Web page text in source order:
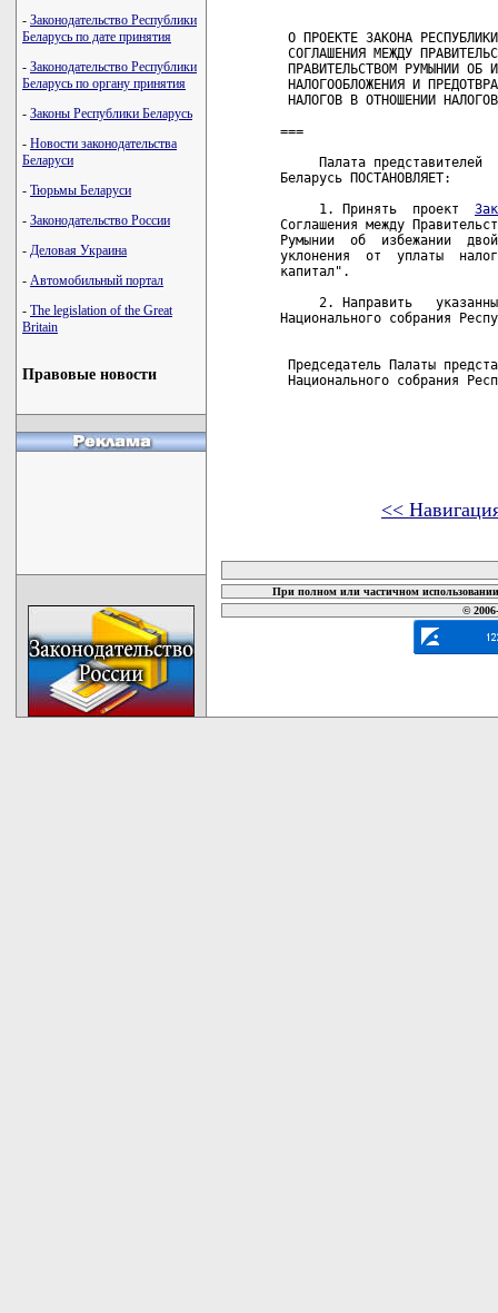
- Законодательство Республики
Беларусь по дате принятия
- Законодательство Республики
Беларусь по органу принятия
- Законы Республики Беларусь
- Новости законодательства
Беларуси
- Тюрьмы Беларуси
- Законодательство России
- Деловая Украина
- Автомобильный портал
- The legislation of the Great
Britain
Правовые новости
О ПРОЕКТЕ ЗАКОНА
СОГЛАШЕНИЯ МЕЖДУ
ПРАВИТЕЛЬСТВОМ РУМЫНИИ ОБ
НАЛОГООБЛОЖЕНИЯ И
НАЛОГОВ В ОТНОШЕНИИ
===
Палата представителей
Беларусь ПОСТАНОВЛЯЕТ:
     1. Принять  проект
Соглашения между
Румынии  об  избежании
уклонения  от  уплаты
капитал".
2. Направить
Национального собрания
Председатель Палаты
Национального собрания
<<
При полном или частичном
©